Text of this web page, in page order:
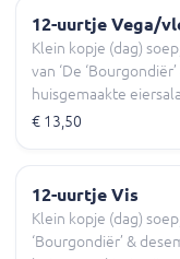
12-uurtje Vega/
Klein kopje (dag)
van ‘De
huisgemaakte
€ 13,50
12-uurtje Vis
Klein kopje (dag)
‘Bourgondiër’ &